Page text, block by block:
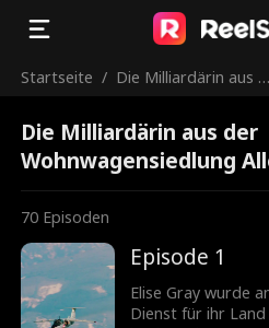
Startseite / Die Milliardärin aus d
ng
Die Milliardärin aus der
Wohnwagensiedlung
70 Episoden
Episode 1
Elise Gray wurde
Dienst für ihr